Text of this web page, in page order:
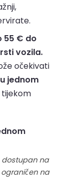
55 € do
vozila.
očekivati
jednom
tijekom
dostupan na
na